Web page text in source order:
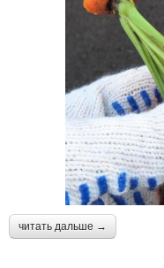
читать дальше →